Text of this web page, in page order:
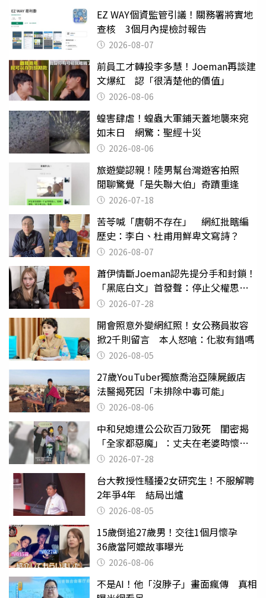
EZ WAY個資監管引議！關務署將實地
查核 3個月內提檢討報告
2026-08-07
前員工才轉投李多慧！Joeman再談建
文爆紅 認「很清楚他的價值」
2026-08-06
蝗害肆虐！蝗蟲大軍鋪天蓋地襲來宛
如末日 網驚：聖經十災
2026-08-06
旅遊變認親！陸男幫台灣遊客拍照
閒聊驚覺「是失聯大伯」奇蹟重逢
2026-07-18
苦苓喊「唐朝不存在」 網紅批瞎編
歷史：李白、杜甫用鮮卑文寫詩？
2026-08-07
蕭伊情斷Joeman認先提分手和封鎖！
「黑底白文」首發聲：停止父權思維
物化女性
2026-07-28
開會照意外變網紅照！女公務員妝容
掀2千則留言 本人怒嗆：化妝有錯嗎
2026-08-05
27歲YouTuber獨旅喬治亞陳屍飯店
法醫揭死因「未排除中毒可能」
2026-08-06
中和兒媳遭公公砍百刀致死 閨密揭
「全家都惡魔」：丈夫在老婆時懷孕
摔東西
2026-07-28
台大教授性騷擾2女研究生！不服解聘
2年爭4年 結局出爐
2026-08-05
15歲倒追27歲男！交往1個月懷孕
36歲當阿嬤故事曝光
2026-08-06
不是AI！他「沒脖子」畫面瘋傳 真相